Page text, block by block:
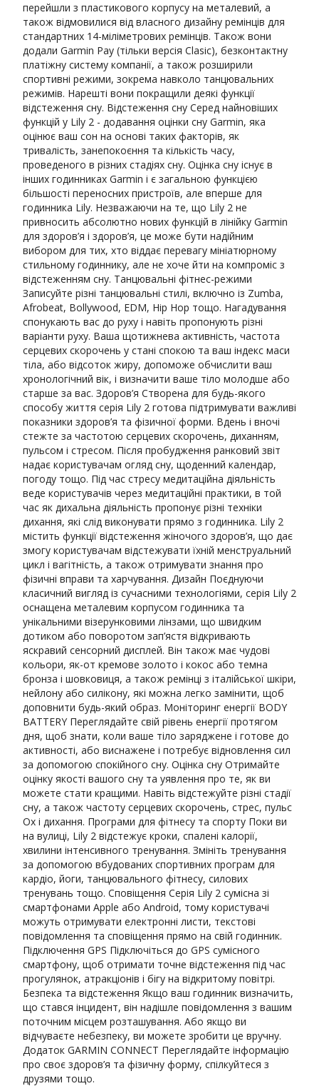
перейшли з пластикового корпусу на металевий, а
також відмовилися від власного дизайну ремінців для
стандартних 14-міліметрових ремінців. Також вони
додали Garmin Pay (тільки версія Clasic), безконтактну
платіжну систему компанії, а також розширили
спортивні режими, зокрема навколо танцювальних
режимів. Нарешті вони покращили деякі функції
відстеження сну. Відстеження сну Серед найновіших
функцій у Lily 2 - додавання оцінки сну Garmin, яка
оцінює ваш сон на основі таких факторів, як
тривалість, занепокоєння та кількість часу,
проведеного в різних стадіях сну. Оцінка сну існує в
інших годинниках Garmin і є загальною функцією
більшості переносних пристроїв, але вперше для
годинника Lily. Незважаючи на те, що Lily 2 не
привносить абсолютно нових функцій в лінійку Garmin
для здоров’я і здоров’я, це може бути надійним
вибором для тих, хто віддає перевагу мініатюрному
стильному годиннику, але не хоче йти на компроміс з
відстеженням сну. Танцювальні фітнес-режими
Записуйте різні танцювальні стилі, включно із Zumba,
Afrobeat, Bollywood, EDM, Hip Hop тощо. Нагадування
спонукають вас до руху і навіть пропонують різні
варіанти руху. Ваша щотижнева активність, частота
серцевих скорочень у стані спокою та ваш індекс маси
тіла, або відсоток жиру, допоможе обчислити ваш
хронологічний вік, і визначити ваше тіло молодше або
старше за вас. Здоров’я Створена для будь-якого
способу життя серія Lily 2 готова підтримувати важливі
показники здоров’я та фізичної форми. Вдень і вночі
стежте за частотою серцевих скорочень, диханням,
пульсом і стресом. Після пробудження ранковий звіт
надає користувачам огляд сну, щоденний календар,
погоду тощо. Під час стресу медитаційна діяльність
веде користувачів через медитаційні практики, в той
час як дихальна діяльність пропонує різні техніки
дихання, які слід виконувати прямо з годинника. Lily 2
містить функції відстеження жіночого здоров’я, що дає
змогу користувачам відстежувати їхній менструальний
цикл і вагітність, а також отримувати знання про
фізичні вправи та харчування. Дизайн Поєднуючи
класичний вигляд із сучасними технологіями, серія Lily 2
оснащена металевим корпусом годинника та
унікальними візерунковими лінзами, що швидким
дотиком або поворотом зап’ястя відкривають
яскравий сенсорний дисплей. Він також має чудові
кольори, як-от кремове золото і кокос або темна
бронза і шовковиця, а також ремінці з італійської шкіри,
нейлону або силікону, які можна легко замінити, щоб
доповнити будь-який образ. Моніторинг енергії BODY
BATTERY Переглядайте свій рівень енергії протягом
дня, щоб знати, коли ваше тіло заряджене і готове до
активності, або виснажене і потребує відновлення сил
за допомогою спокійного сну. Оцінка сну Отримайте
оцінку якості вашого сну та уявлення про те, як ви
можете стати кращими. Навіть відстежуйте різні стадії
сну, а також частоту серцевих скорочень, стрес, пульс
Ox і дихання. Програми для фітнесу та спорту Поки ви
на вулиці, Lily 2 відстежує кроки, спалені калорії,
хвилини інтенсивного тренування. Змініть тренування
за допомогою вбудованих спортивних програм для
кардіо, йоги, танцювального фітнесу, силових
тренувань тощо. Сповіщення Серія Lily 2 сумісна зі
смартфонами Apple або Android, тому користувачі
можуть отримувати електронні листи, текстові
повідомлення та сповіщення прямо на свій годинник.
Підключення GPS Підключіться до GPS сумісного
смартфону, щоб отримати точне відстеження під час
прогулянок, атракціонів і бігу на відкритому повітрі.
Безпека та відстеження Якщо ваш годинник визначить,
що стався інцидент, він надішле повідомлення з вашим
поточним місцем розташування. Або якщо ви
відчуваєте небезпеку, ви можете зробити це вручну.
Додаток GARMIN CONNECT Переглядайте інформацію
про своє здоров’я та фізичну форму, спілкуйтеся з
друзями тощо.